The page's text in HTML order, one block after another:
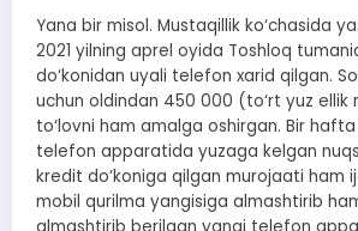
Yana bir misol. Mustaqillik ko‘chasida
2021 yilning aprel oyida Toshloq
do‘konidan uyali telefon xarid qilgan.
uchun oldindan 450 000 (to‘rt yuz ellik
to‘lovni ham amalga oshirgan. Bir
telefon apparatida yuzaga kelgan
kredit do‘koniga qilgan murojaati ham
mobil qurilma yangisiga almashtirib